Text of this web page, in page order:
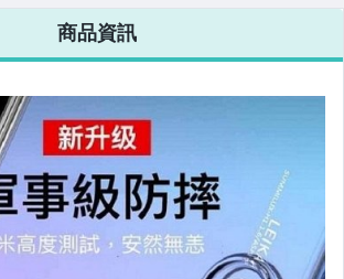
A16 A14 A15
A25 samsung
A25 保護貼 玻璃
貼 三星
A25
商品資訊